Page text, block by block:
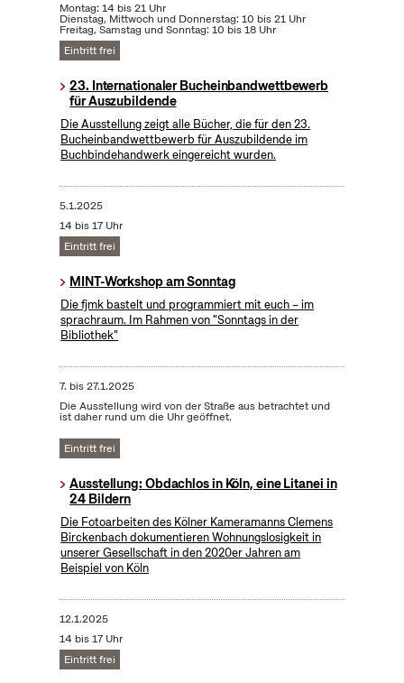
Montag: 14 bis 21 Uhr
Dienstag, Mittwoch und Donnerstag: 10 bis 21 Uhr
Freitag, Samstag und Sonntag: 10 bis 18 Uhr
Eintritt frei
23. Internationaler Bucheinbandwettbewerb
für Auszubildende
Die Ausstellung zeigt alle Bücher, die für den 23.
Bucheinbandwettbewerb für Auszubildende im
Buchbindehandwerk eingereicht wurden.
5.1.2025
14 bis 17 Uhr
Eintritt frei
MINT-Workshop am Sonntag
Die fjmk bastelt und programmiert mit euch – im
sprachraum. Im Rahmen von "Sonntags in der
Bibliothek"
7. bis27.1.2025
Die Ausstellung wird von der Straße aus betrachtet und
ist daher rund um die Uhr geöffnet.
Eintritt frei
Ausstellung: Obdachlos in Köln, eine Litanei in
24 Bildern
Die Fotoarbeiten des Kölner Kameramanns Clemens
Birckenbach dokumentieren Wohnungslosigkeit in
unserer Gesellschaft in den 2020er Jahren am
Beispiel von Köln
12.1.2025
14 bis 17 Uhr
Eintritt frei